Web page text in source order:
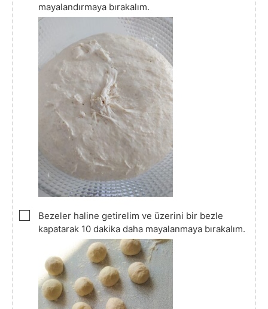
mayalandırmaya bırakalım.
▢
Bezeler haline getirelim ve üzerini bir bezle
kapatarak 10 dakika daha mayalanmaya bırakalım.